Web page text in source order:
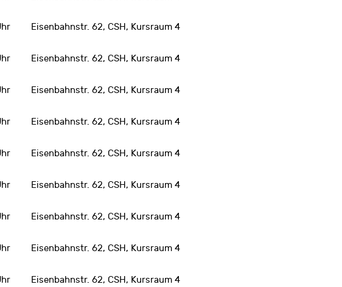
Inhalt zu aktivieren
Eisenbahnstr. 62, CSH, Kursraum 4
Eisenbahnstr. 62, CSH, Kursraum 4
Eisenbahnstr. 62, CSH, Kursraum 4
Eisenbahnstr. 62, CSH, Kursraum 4
Eisenbahnstr. 62, CSH, Kursraum 4
Eisenbahnstr. 62, CSH, Kursraum 4
Eisenbahnstr. 62, CSH, Kursraum 4
Eisenbahnstr. 62, CSH, Kursraum 4
Eisenbahnstr. 62, CSH, Kursraum 4